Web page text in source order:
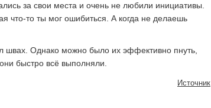
за свои места и очень не любили инициативы.
что-то ты мог ошибиться. А когда не делаешь
швах. Однако можно было их эффективно пнуть,
быстро всё выполняли.
Источник